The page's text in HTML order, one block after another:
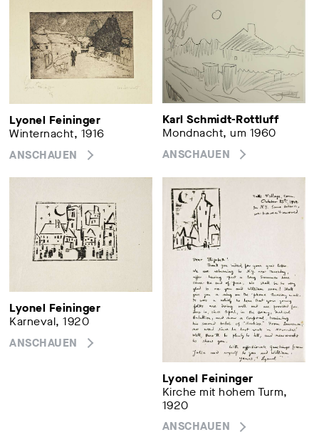
Lyonel Feininger
Winternacht, 1916
ANSCHAUEN
Karl Schmidt-Rottluff
Mondnacht, um 1960
ANSCHAUEN
Lyonel Feininger
Karneval, 1920
ANSCHAUEN
Lyonel Feininger
Kirche mit hohem Turm,
1920
ANSCHAUEN